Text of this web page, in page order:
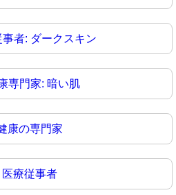
事者: ダークスキン
専門家: 暗い肌
康の専門家
医療従事者